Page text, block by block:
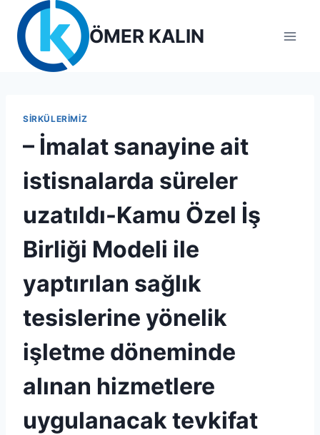
content
ÖMER KALIN
SIRKÜLERIMIZ
– İmalat sanayine ait
istisnalarda süreler
uzatıldı-Kamu Özel İş
Birliği Modeli ile
yaptırılan sağlık
tesislerine yönelik
işletme döneminde
alınan hizmetlere
uygulanacak tevkifat